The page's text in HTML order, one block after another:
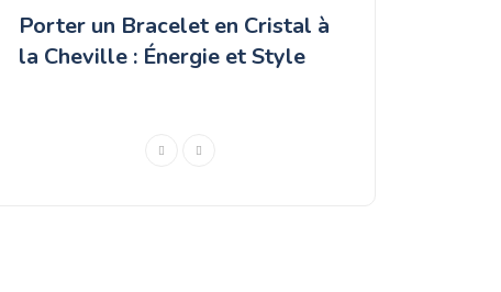
Porter un Bracelet en Cristal à
la Cheville : Énergie et Style